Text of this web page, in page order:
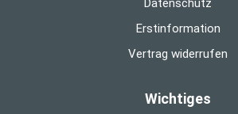
Datenschutz
Erstinformation
Vertrag widerrufen
Wichtiges